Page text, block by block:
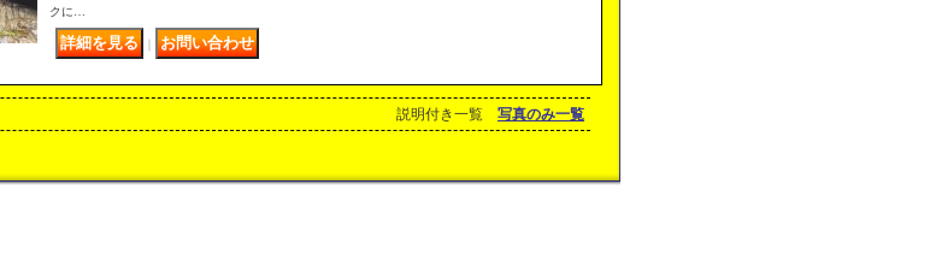
クに…
説明付き一覧 写真のみ一覧